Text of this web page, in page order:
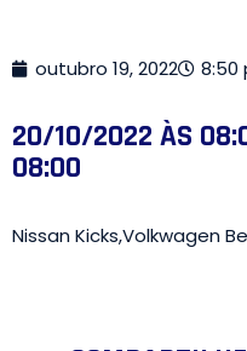
outubro 19, 2022 8:50
20/10/2022 ÀS
08:00
Nissan Kicks,Volkwagen